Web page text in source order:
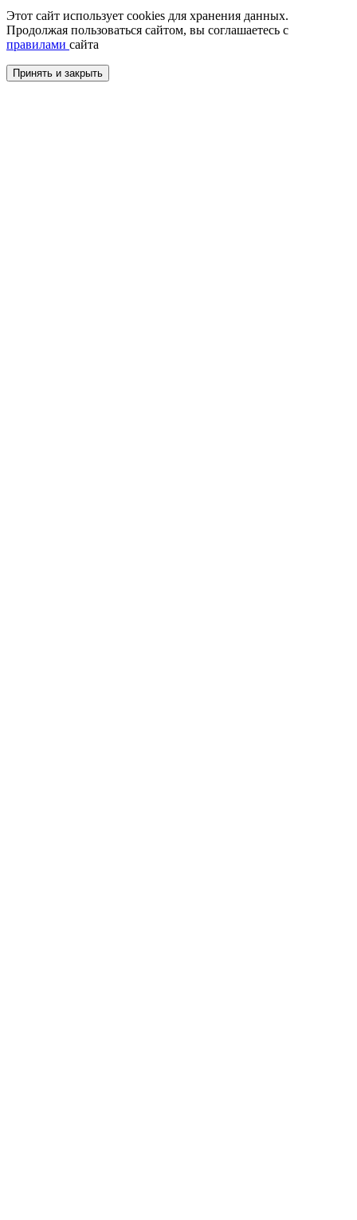
Этот сайт использует cookies для хранения данных.
Продолжая пользоваться сайтом, вы соглашаетесь с
правилами сайта
Принять и закрыть